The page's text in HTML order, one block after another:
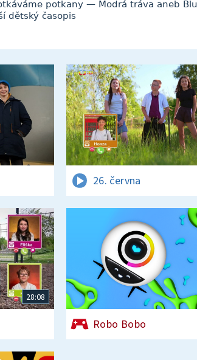
potkany — Modrá tráva aneb
dětský časopis
26. června
28:08
Robo Bobo